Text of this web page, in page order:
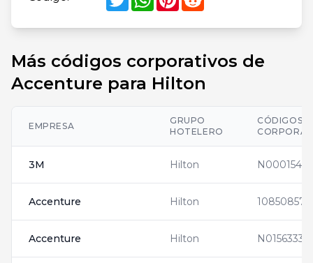
Más códigos corporativos de
Accenture para Hilton
EMPRESA
GRUPO
HOTELERO
CÓDIGOS
3M Hilton N0001542
Accenture Hilton 10850857
Accenture Hilton N0156333